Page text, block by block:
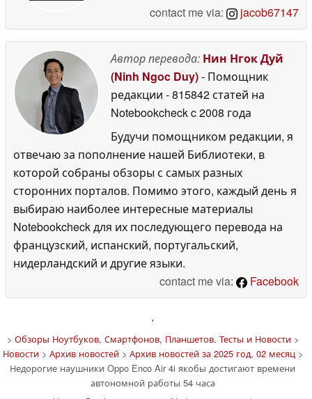
contact me via:
jacob67147
Автор перевода: Нин Нгок Дуй
(Ninh Ngoc Duy)- Помощник
редакции - 815842 статей на
Notebookcheckc 2008 года
Будучи помощником редакции, я
отвечаю за пополнение нашей Библиотеки, в
которой собраны обзоры с самых разных
сторонних порталов. Помимо этого, каждый день я
выбираю наиболее интересные материалы
Notebookcheck для их последующего перевода на
французский, испанский, португальский,
нидерландский и другие языки.
contact me via:
Facebook
'
> Обзоры Ноутбуков, Смартфонов, Планшетов. Тесты и Новости>
Новости> Архив новостей> Архив новостей за 2025 год, 02 месяц>
Недорогие наушники Oppo Enco Air 4i якобы достигают времени
автономной работы 54 часа